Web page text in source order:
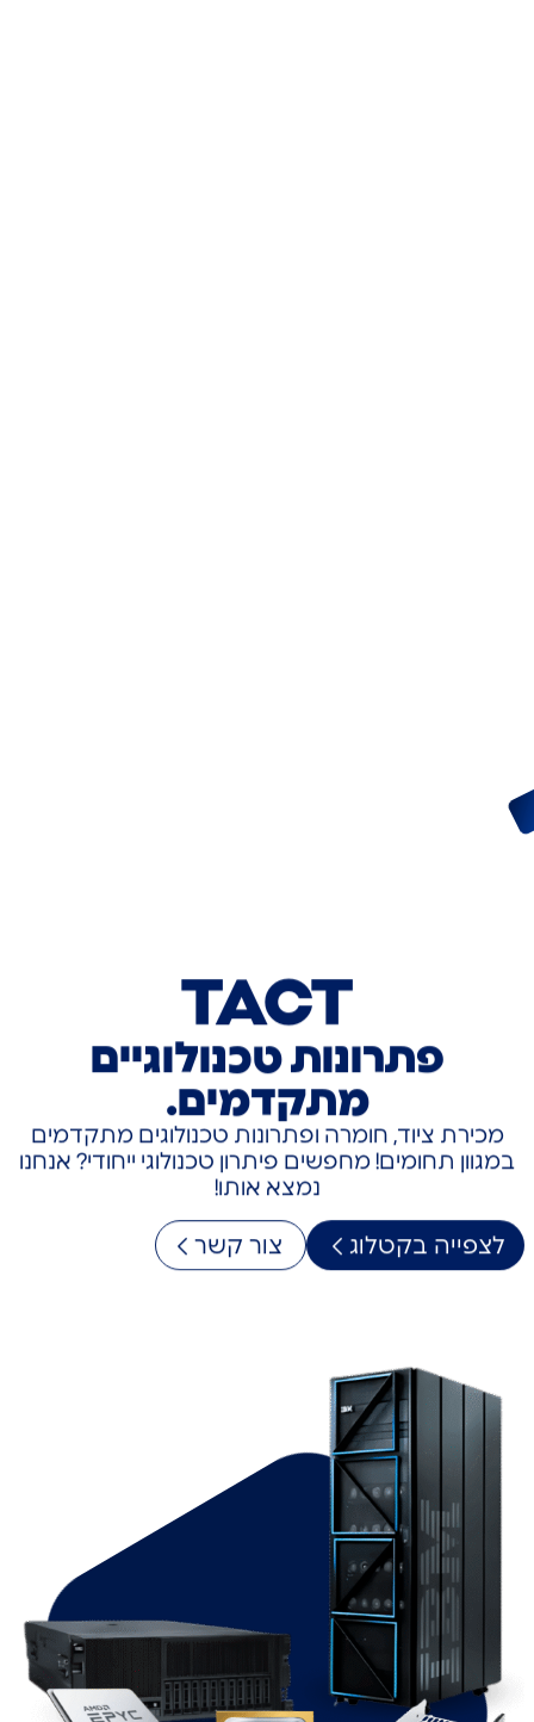
TACT
פתרונות טכנולוגיים
מתקדמים.
מכירת ציוד, חומרה ופתרונות טכנולוגים מתקדמים
במגוון תחומים! מחפשים פיתרון טכנולוגי ייחודי? אנחנו
נמצא אותו!
לצפייה בקטלוג צור קשר